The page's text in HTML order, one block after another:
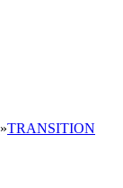
»TRANSITION